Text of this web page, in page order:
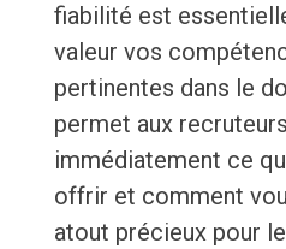
fiabilité est
valeur vos
pertinentes dans le
permet aux
immédiatement ce
offrir et comment
atout précieux pour